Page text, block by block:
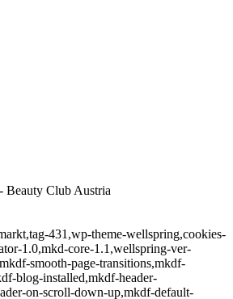
Beauty Club Austria
431,wp-theme-wellspring,cookies-
1.0,mkd-core-1.1,wellspring-ver-
smooth-page-transitions,mkdf-
blog-installed,mkdf-header-
on-scroll-down-up,mkdf-default-